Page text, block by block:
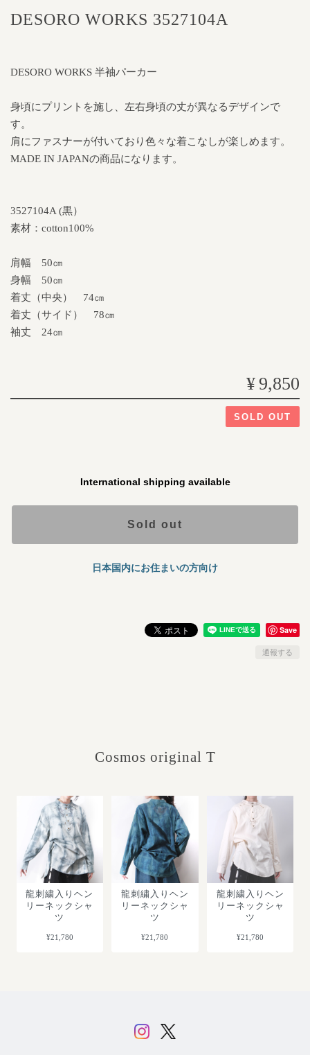
DESORO WORKS 3527104A
DESORO WORKS 半袖パーカー
身頃にプリントを施し、左右身頃の丈が異なるデザインで
す。
肩にファスナーが付いており色々な着こなしが楽しめます。
MADE IN JAPANの商品になります。
3527104A (黒）
素材：cotton100%
肩幅 50㎝
身幅 50㎝
着丈（中央） 74㎝
着丈（サイド） 78㎝
袖丈 24㎝
¥9,850
SOLD OUT
International shipping available
Sold out
日本国内にお住まいの方向け
Save
通報する
Cosmos original T
龍刺繍入りヘン
リーネックシャ
ツ
¥21,780
龍刺繍入りヘン
リーネックシャ
ツ
¥21,780
龍刺繍入りヘン
リーネックシャ
ツ
¥21,780